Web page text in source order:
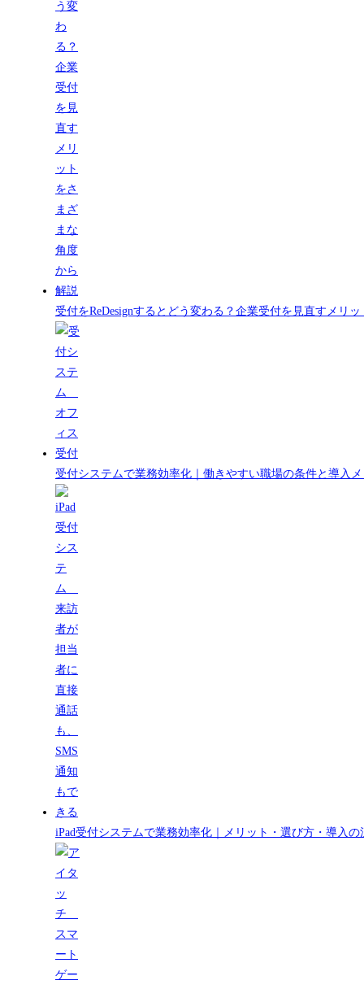
受付をReDesignするとどう変わる？企業受付を見直すメリ
受付システムで業務効率化｜働きやすい職場の条件と導入
iPad受付システムで業務効率化｜メリット・選び方・導入の